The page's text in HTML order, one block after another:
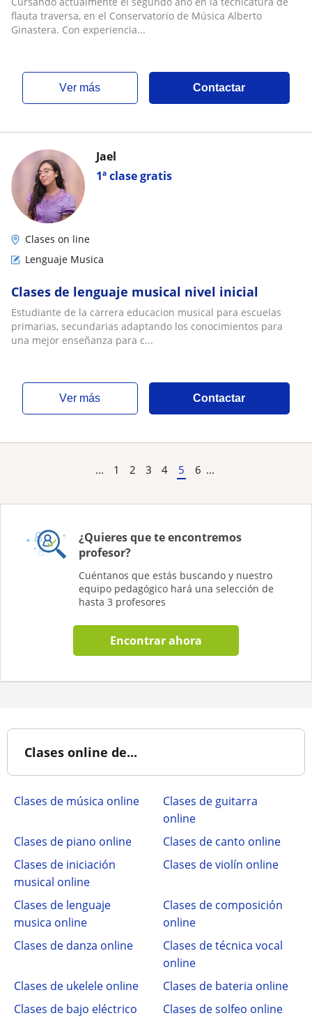
flauta traversa, en el Conservatorio de Música Alberto
Ginastera. Con experiencia...
ver más Contactar
1ª clase gratis
Jael
Clases on line
Lenguaje Musica
Clases de lenguaje musical nivel inicial
Estudiante de la carrera educacion musical para escuelas
primarias, secundarias adaptando los conocimientos para
una mejor enseñanza para c...
ver más Contactar
... 1 2 3 4 5 6 ...
¿Quieres que te encontremos
profesor?
Cuéntanos que estás buscando y nuestro
equipo pedagógico hará una selección de
hasta 3 profesores
Encontrar ahora
Clases online de...
Clases de música online
Clases de guitarra
online
Clases de piano online
Clases de canto online
Clases de iniciación
musical online
Clases de violín online
Clases de lenguaje
musica online
Clases de composición
online
Clases de danza online
Clases de técnica vocal
online
Clases de ukelele online
Clases de bateria online
Clases de bajo eléctrico
Clases de solfeo online